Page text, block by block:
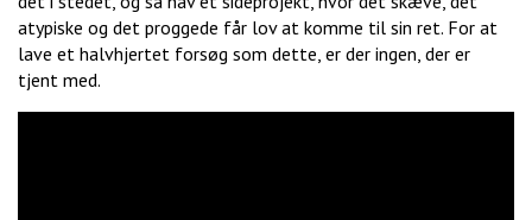
atypiske og det proggede får lov at komme til sin ret. For at
lave et halvhjertet forsøg som dette, er der ingen, der er
tjent med.